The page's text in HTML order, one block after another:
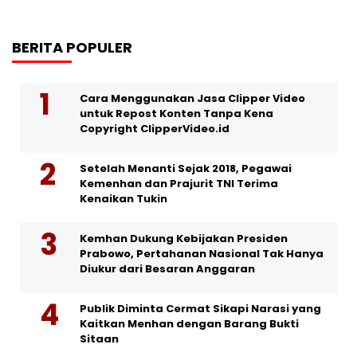
BERITA POPULER
Cara Menggunakan Jasa Clipper Video
untuk Repost Konten Tanpa Kena
Copyright ClipperVideo.id
Setelah Menanti Sejak 2018, Pegawai
Kemenhan dan Prajurit TNI Terima
Kenaikan Tukin
Kemhan Dukung Kebijakan Presiden
Prabowo, Pertahanan Nasional Tak Hanya
Diukur dari Besaran Anggaran
Publik Diminta Cermat Sikapi Narasi yang
Kaitkan Menhan dengan Barang Bukti
Sitaan